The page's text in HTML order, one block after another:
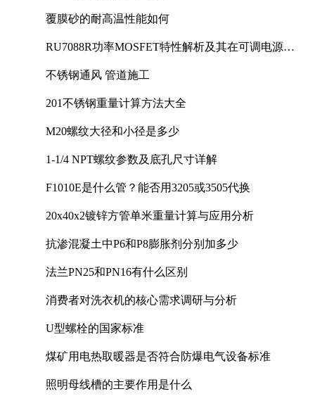
覆膜砂的耐高温性能如何
RU7088R功率MOSFET特性解析及其在可调电源设
不锈钢通风 管道施工
201不锈钢重量计算方法大全
M20螺纹大径和小径是多少
1-1/4 NPT螺纹参数及底孔尺寸详解
F1010E是什么管？能否用3205或3505代换
20x40x2镀锌方管单米重量计算与应用分析
抗渗混凝土中P6和P8膨胀剂分别加多少
法兰PN25和PN16有什么区别
消费者对洗衣机的核心需求调研与分析
U型螺栓的国家标准
煤矿用电热取暖器是否符合防爆电气设备标准
照明母线槽的主要作用是什么